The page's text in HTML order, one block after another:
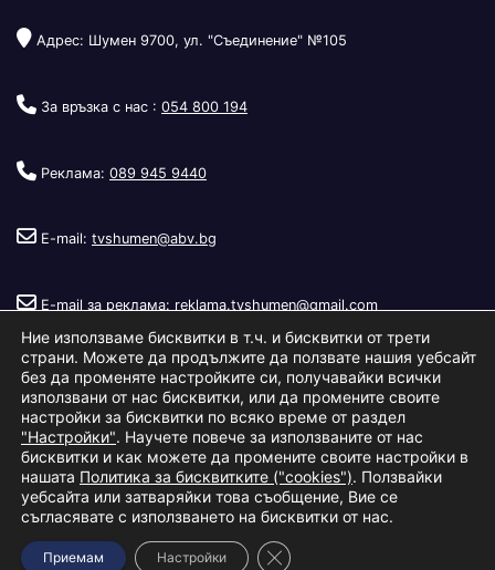
Адрес: Шумен 9700, ул. "Съединение" №105
За връзка с нас : 054 800 194
Реклама: 089 945 9440
E-mail: tvshumen@abv.bg
E-mail за реклама: reklama.tvshumen@gmail.com
Copyright © 2026Телевизия Шумен.|Изработка: S.I.T Solutions
Ltd.
За насРекламаУсловия за ползване
Политика за бисквитки
Ние използваме бисквитки в т.ч. и бисквитки от трети
страни. Можете да продължите да ползвате нашия уебсайт
без да променяте настройките си, получавайки всички
използвани от нас бисквитки, или да промените своите
настройки за бисквитки по всяко време от раздел
"Настройки". Научете повече за използваните от нас
бисквитки и как можете да промените своите настройки в
нашата Политика за бисквитките ("cookies"). Ползвайки
уебсайта или затваряйки това съобщение, Вие се
съгласявате с използването на бисквитки от нас.
Приемам Настройки Close GDPR Cookie Banner